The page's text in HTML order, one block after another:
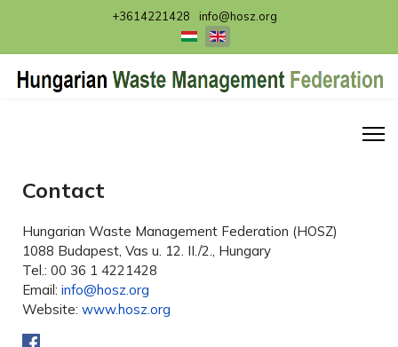
+3614221428 info@hosz.org
Select your language
Contact
Hungarian Waste Management Federation (HOSZ)
1088 Budapest, Vas u. 12. II./2., Hungary
Tel.: 00 36 1 4221428
Email: info@hosz.org
Website: www.hosz.org